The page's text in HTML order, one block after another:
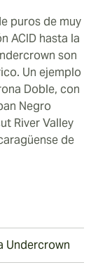
puros de muy
ACID hasta la
son
Un ejemplo
Doble, con
Negro
River Valley
de
Undercrown